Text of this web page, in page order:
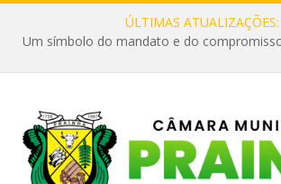
ÚLTIMAS ATUALIZAÇÕES: